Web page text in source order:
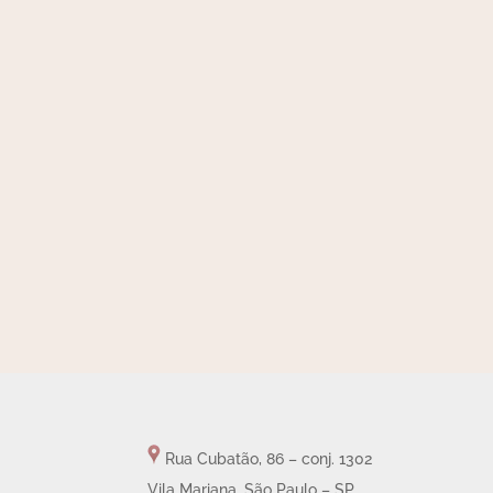
Rua Cubatão, 86 – conj. 1302